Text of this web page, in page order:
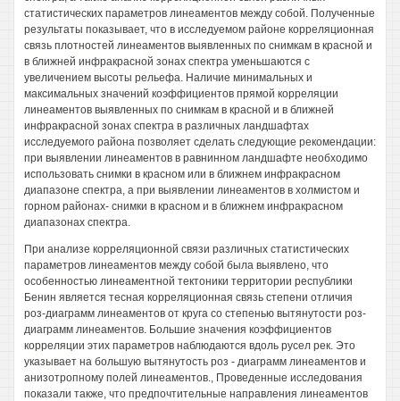
статистических параметров линеаментов между собой. Полученные
результаты показывает, что в исследуемом районе корреляционная
связь плотностей линеаментов выявленных по снимкам в красной и
в ближней инфракрасной зонах спектра уменьшаются с
увеличением высоты рельефа. Наличие минимальных и
максимальных значений коэффициентов прямой корреляции
линеаментов выявленных по снимкам в красной и в ближней
инфракрасной зонах спектра в различных ландшафтах
исследуемого района позволяет сделать следующие рекомендации:
при выявлении линеаментов в равнинном ландшафте необходимо
использовать снимки в красном или в ближнем инфракрасном
диапазоне спектра, а при выявлении линеаментов в холмистом и
горном районах- снимки в красном и в ближнем инфракрасном
диапазонах спектра.
При анализе корреляционной связи различных статистических
параметров линеаментов между собой была выявлено, что
особенностью линеаментной тектоники территории республики
Бенин является тесная корреляционная связь степени отличия
роз-диаграмм линеаментов от круга со степенью вытянутости роз-
диаграмм линеаментов. Большие значения коэффициентов
корреляции этих параметров наблюдаются вдоль русел рек. Это
указывает на большую вытянутость роз - диаграмм линеаментов и
анизотропному полей линеаментов., Проведенные исследования
показали также, что предпочтительные направления линеаментов